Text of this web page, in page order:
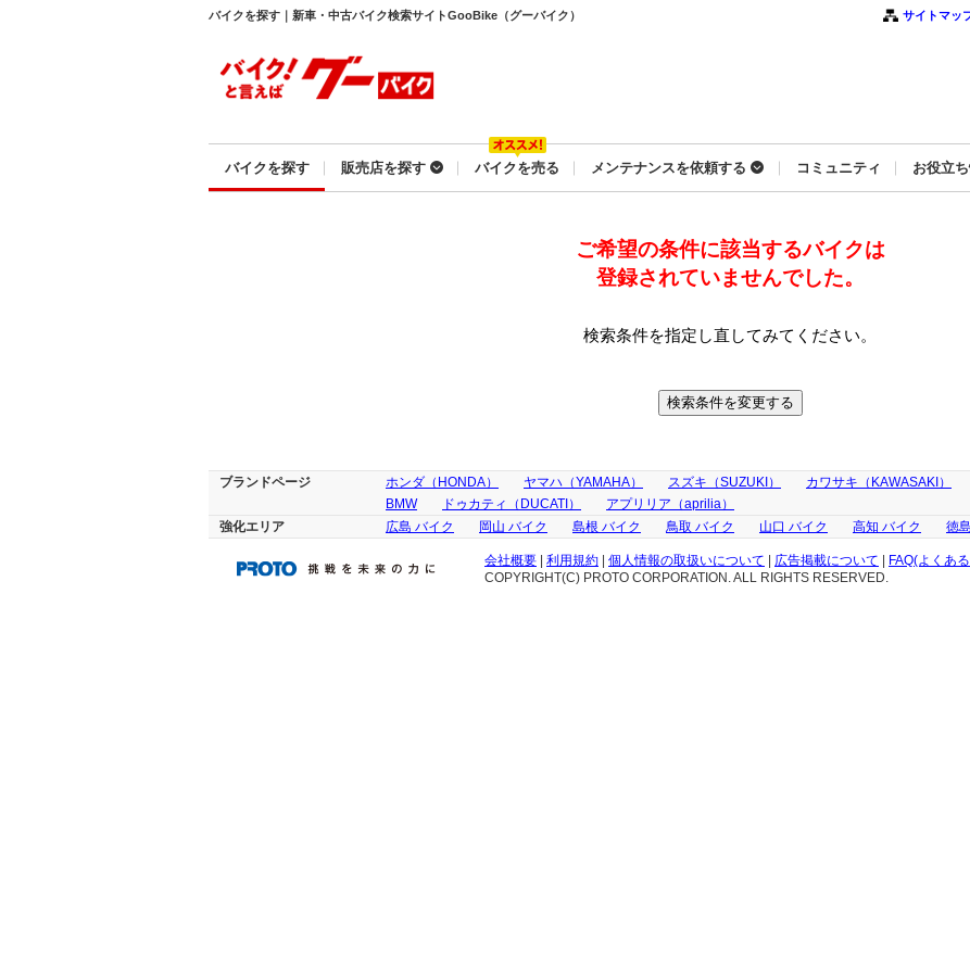
バイクを探す｜新車・中古バイク検索サイトGooBike（グーバイク） サイトマッ
バイクを探す 販売店を探す バイクを売る メンテナンスを依頼する コミュニティ お役立
ご希望の条件に該当するバイクは
登録されていませんでした。
検索条件を指定し直してみてください。
ブランドページ ホンダ（HONDA） ヤマハ（YAMAHA） スズキ（SUZUKI） カワサキ（KAWASAKI）
BMW
ドゥカティ（DUCATI）
アプリリア（aprilia）
強化エリア
広島 バイク 岡山 バイク 島根 バイク 鳥取 バイク 山口 バイク 高知 バイク 徳
会社概要 利用規約 個人情報の取扱いについて 広告掲載について FAQ(よくあ
COPYRIGHT(C) PROTO CORPORATION. ALL RIGHTS RESERVED.